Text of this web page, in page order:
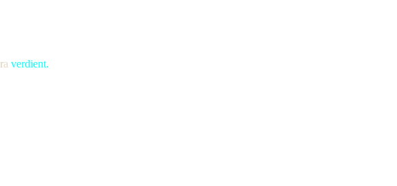
ra verdient.